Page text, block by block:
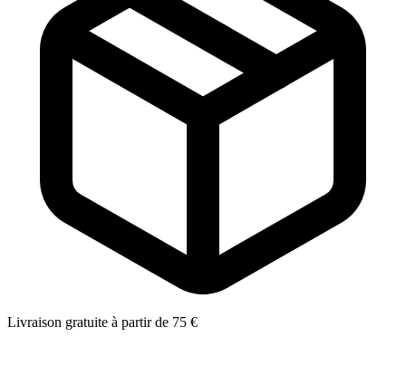
Livraison gratuite à partir de 75 €